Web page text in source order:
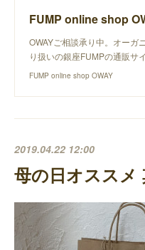
FUMP online shop
OWAYご相談承り中。オーガ
り扱いの銀座FUMPの通販サ
FUMP online shop OWAY
2019.04.22 12:00
母の日オスス